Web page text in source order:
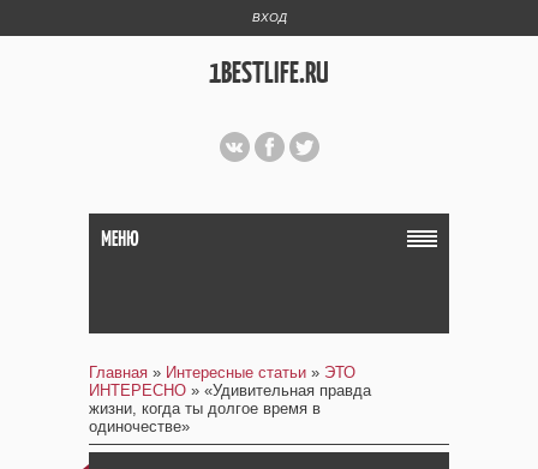
ВХОД
1BESTLIFE.RU
МЕНЮ
Главная » Интересные статьи » ЭТО
ИНТЕРЕСНО » «Удивительная правда
жизни, когда ты долгое время в
одиночестве»